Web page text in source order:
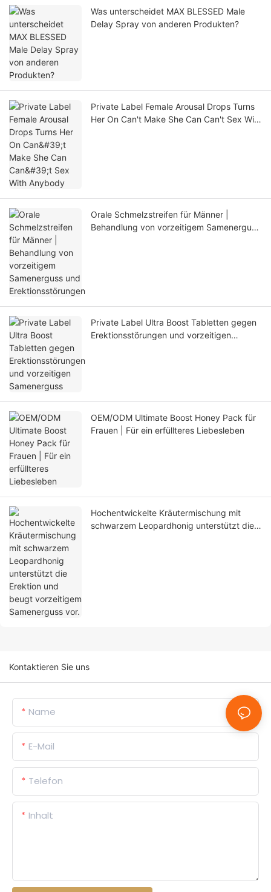
Was unterscheidet MAX BLESSED Male
Delay Spray von anderen Produkten?
Private Label Female Arousal Drops Turns
Her On Can't Make She Can Can't Sex With
Orale Schmelzstreifen für Männer |
Behandlung von vorzeitigem Samenerguss
Private Label Ultra Boost Tabletten gegen
Erektionsstörungen und vorzeitigen
OEM/ODM Ultimate Boost Honey Pack für
Frauen | Für ein erfüllteres Liebesleben
Hochentwickelte Kräutermischung mit
schwarzem Leopardhonig unterstützt die
Kontaktieren Sie uns
Name
E-Mail
Telefon
Inhalt